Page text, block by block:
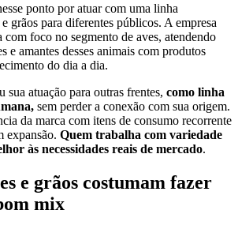
ponto por atuar com uma linha
grãos para diferentes públicos. A empresa
com foco no segmento de aves, atendendo
e amantes desses animais com produtos
do dia a dia.
atuação para outras frentes, como linha
sem perder a conexão com sua origem.
da marca com itens de consumo recorrente
expansão. Quem trabalha com variedade
às necessidades reais de mercado.
e grãos costumam fazer
mix